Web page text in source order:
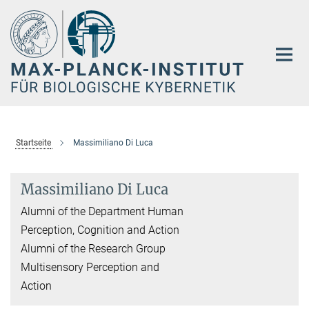
Hauptinhalt
Startseite Massimiliano Di Luca
Massimiliano Di Luca
Alumni of the Department Human
Perception, Cognition and Action
Alumni of the Research Group
Multisensory Perception and
Action